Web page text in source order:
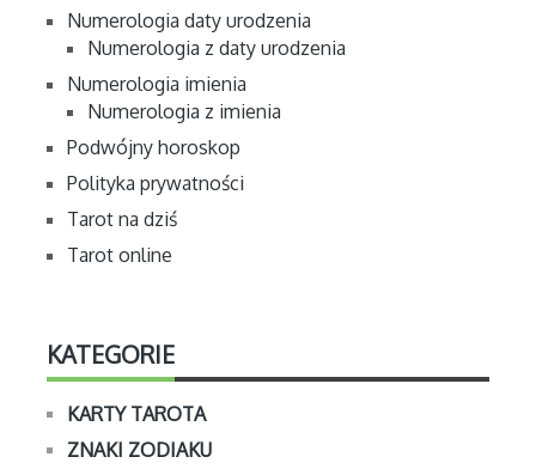
Numerologia daty urodzenia
Numerologia z daty urodzenia
Numerologia imienia
Numerologia z imienia
Podwójny horoskop
Polityka prywatności
Tarot na dziś
Tarot online
KATEGORIE
KARTY TAROTA
ZNAKI ZODIAKU